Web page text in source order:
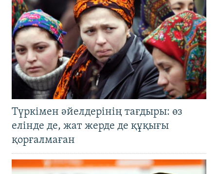
Түркімен әйелдерінің тағдыры: өз
елінде де, жат жерде де құқығы
қорғалмаған